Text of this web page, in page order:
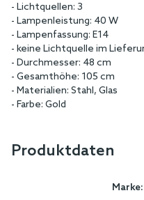
- Lichtquellen: 3
- Lampenleistung: 40 W
- Lampenfassung: E14
- keine Lichtquelle im
- Durchmesser: 48 cm
- Gesamthöhe: 105 cm
- Materialien: Stahl, Glas
- Farbe: Gold
Produktdaten
Marke: